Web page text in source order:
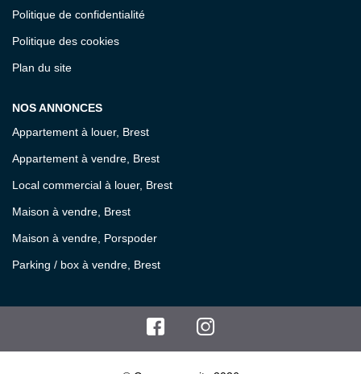
Politique de confidentialité
Politique des cookies
Plan du site
NOS ANNONCES
Appartement à louer, Brest
Appartement à vendre, Brest
Local commercial à louer, Brest
Maison à vendre, Brest
Maison à vendre, Porspoder
Parking / box à vendre, Brest